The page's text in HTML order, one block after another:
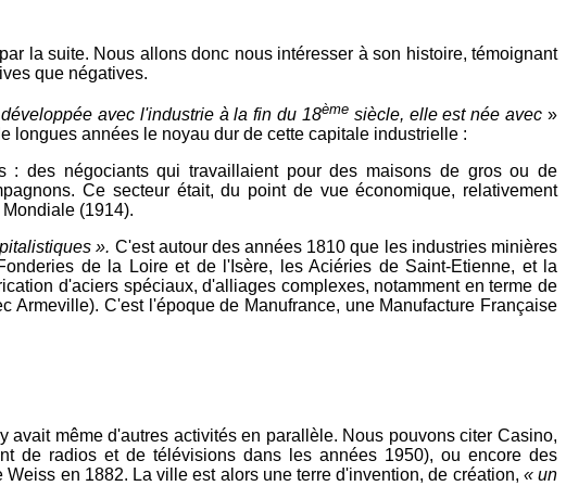
la suite. Nous allons donc nous intéresser à son histoire, témoignant
que négatives.
avec l'industrie à la fin du 18èmesiècle, elle est née avec »
longues années le noyau dur de cette capitale industrielle :
: des négociants qui travaillaient pour des maisons de gros ou de
Ce secteur était, du point de vue économique, relativement
(1914).
». C'est autour des années 1810 que les industries minières
de la Loire et de l'Isère, les Aciéries de Saint-Etienne, et la
d'aciers spéciaux, d'alliages complexes, notamment en terme de
C'est l'époque de Manufrance, une Manufacture Française
même d'autres activités en parallèle. Nous pouvons citer Casino,
de radios et de télévisions dans les années 1950), ou encore des
en 1882. La ville est alors une terre d'invention, de création, « un